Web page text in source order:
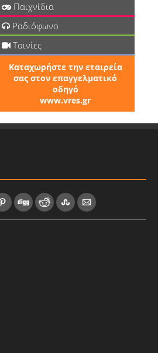
Παιχνίδια
Ραδιόφωνο
Ταινίες
Καταχωρήστε την εταιρεία
σας στον επαγγελματικό
οδηγό
www.vres.gr